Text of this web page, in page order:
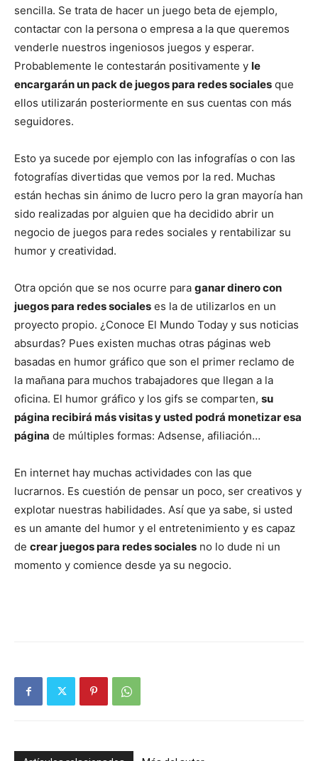
sencilla. Se trata de hacer un juego beta de ejemplo,
contactar con la persona o empresa a la que queremos
venderle nuestros ingeniosos juegos y esperar.
Probablemente le contestarán positivamente y le
encargarán un pack de juegos para redes sociales que
ellos utilizarán posteriormente en sus cuentas con más
seguidores.
Esto ya sucede por ejemplo con las infografías o con las
fotografías divertidas que vemos por la red. Muchas
están hechas sin ánimo de lucro pero la gran mayoría han
sido realizadas por alguien que ha decidido abrir un
negocio de juegos para redes sociales y rentabilizar su
humor y creatividad.
Otra opción que se nos ocurre para ganar dinero con
juegos para redes sociales es la de utilizarlos en un
proyecto propio. ¿Conoce El Mundo Today y sus noticias
absurdas? Pues existen muchas otras páginas web
basadas en humor gráfico que son el primer reclamo de
la mañana para muchos trabajadores que llegan a la
oficina. El humor gráfico y los gifs se comparten, su
página recibirá más visitas y usted podrá monetizar esa
página de múltiples formas: Adsense, afiliación…
En internet hay muchas actividades con las que
lucrarnos. Es cuestión de pensar un poco, ser creativos y
explotar nuestras habilidades. Así que ya sabe, si usted
es un amante del humor y el entretenimiento y es capaz
de crear juegos para redes sociales no lo dude ni un
momento y comience desde ya su negocio.